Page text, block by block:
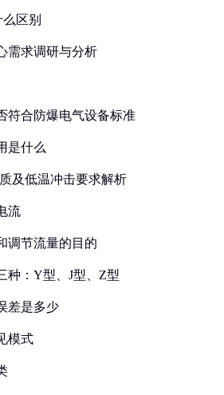
区别
需求调研与分析
符合防爆电气设备标准
是什么
及低温冲击要求解析
流
调节流量的目的
种：Y型、J型、Z型
差是多少
模式